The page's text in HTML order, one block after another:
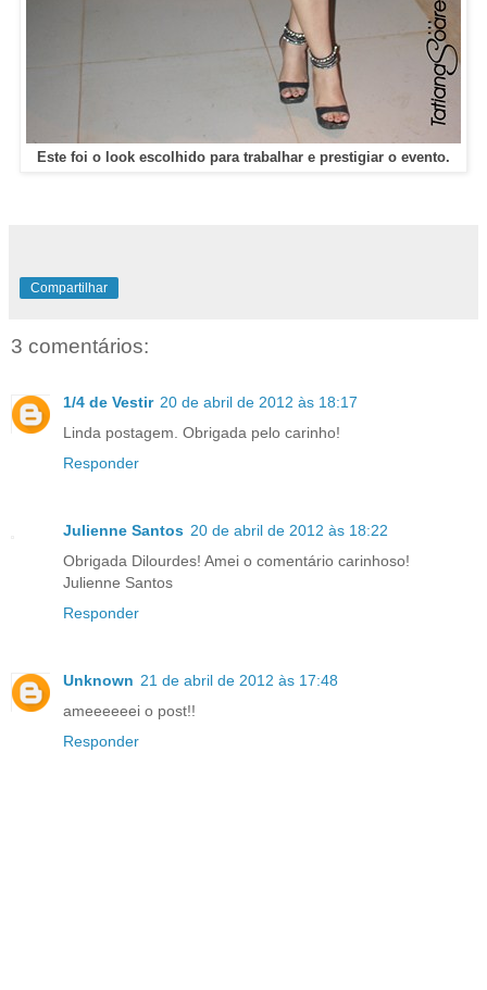
Este foi o look escolhido para trabalhar e prestigiar o evento.
Compartilhar
3 comentários:
1/4 de Vestir 20 de abril de 2012 às 18:17
Linda postagem. Obrigada pelo carinho!
Responder
Julienne Santos 20 de abril de 2012 às 18:22
Obrigada Dilourdes! Amei o comentário carinhoso!
Julienne Santos
Responder
Unknown 21 de abril de 2012 às 17:48
ameeeeeei o post!!
Responder